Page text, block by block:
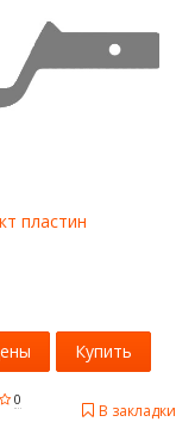
пластин
0
В закладки
Купить